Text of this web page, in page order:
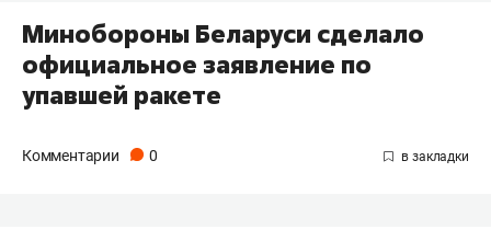
Минобороны Беларуси сделало
официальное заявление по
упавшей ракете
Комментарии 0